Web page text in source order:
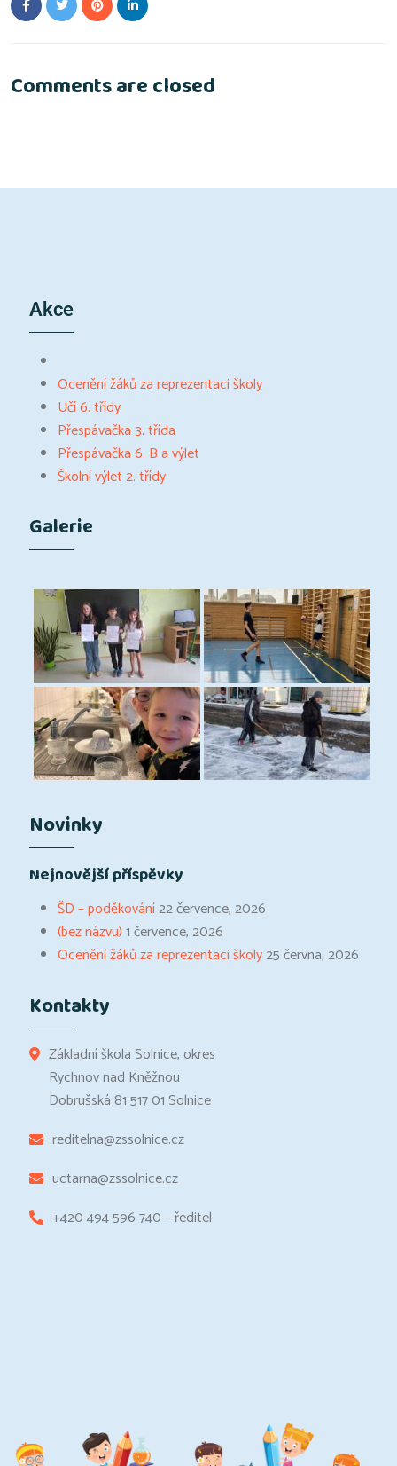
Comments are closed
Akce
Ocenění žáků za reprezentaci školy
Učí 6. třídy
Přespávačka 3. třída
Přespávačka 6. B a výlet
Školní výlet 2. třídy
Galerie
Novinky
Nejnovější příspěvky
ŠD – poděkování22 července, 2026
(bez názvu)1 července, 2026
Ocenění žáků za reprezentaci školy25 června, 2026
Kontakty
Základní škola Solnice, okres
Rychnov nad Kněžnou
Dobrušská 81 517 01 Solnice
reditelna@zssolnice.cz
uctarna@zssolnice.cz
+420 494 596 740 – ředitel